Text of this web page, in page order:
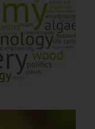
doch erst
entsteht …